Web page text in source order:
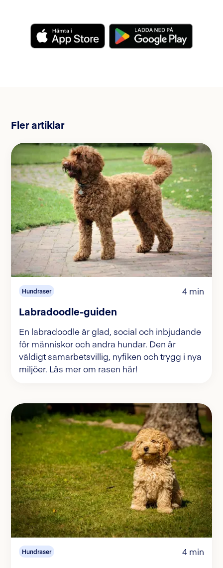
Fler artiklar
Hundraser 4 min
Labradoodle-guiden
En labradoodle är glad, social och inbjudande
för människor och andra hundar. Den är
väldigt samarbetsvillig, nyfiken och trygg i nya
miljöer. Läs mer om rasen här!
Hundraser 4 min